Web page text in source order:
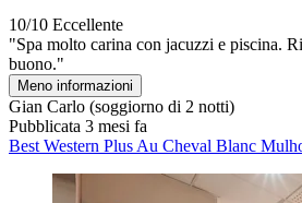
10/10 Eccellente
"Spa molto carina con jacuzzi e piscina.
buono."
Meno informazioni
Gian Carlo (soggiorno di 2 notti)
Pubblicata 3 mesi fa
Best Western Plus Au Cheval Blanc